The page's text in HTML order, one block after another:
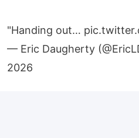
"Handing out…
— Eric Daugherty
2026